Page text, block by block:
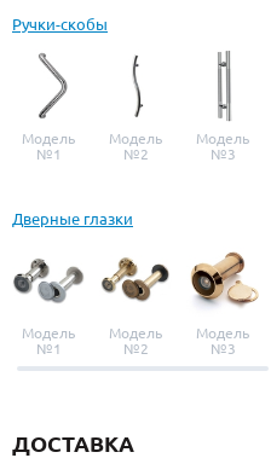
Ручки-скобы
Модель
№1
Модель
№2
Модель
№3
Дверные глазки
Модель
№1
Модель
№2
Модель
№3
ДОСТАВКА